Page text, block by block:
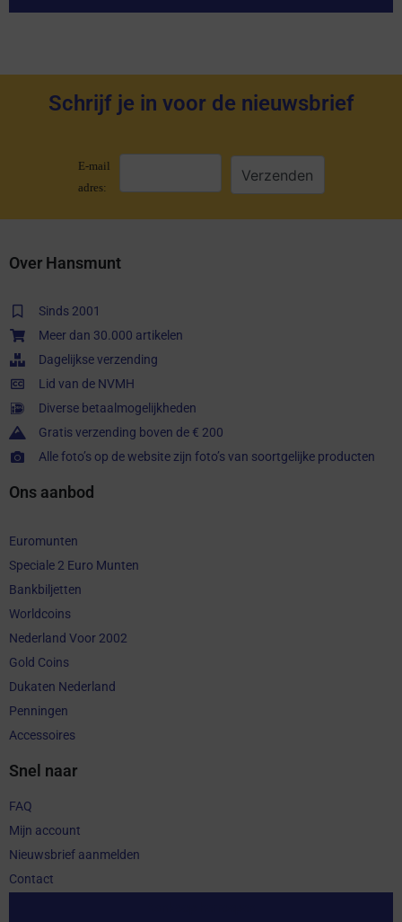
Schrijf je in voor de nieuwsbrief
E-mail
adres:
Over Hansmunt
Sinds 2001
Meer dan 30.000 artikelen
Dagelijkse verzending
Lid van de NVMH
Diverse betaalmogelijkheden
Gratis verzending boven de € 200
Alle foto’s op de website zijn foto’s van soortgelijke producten
Ons aanbod
Euromunten
Speciale 2 Euro Munten
Bankbiljetten
Worldcoins
Nederland Voor 2002
Gold Coins
Dukaten Nederland
Penningen
Accessoires
Snel naar
FAQ
Mijn account
Nieuwsbrief aanmelden
Contact